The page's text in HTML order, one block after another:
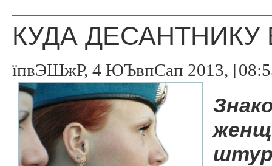
КУДА
їпвЭШжР, 4 ЮЪвпСап 2013,